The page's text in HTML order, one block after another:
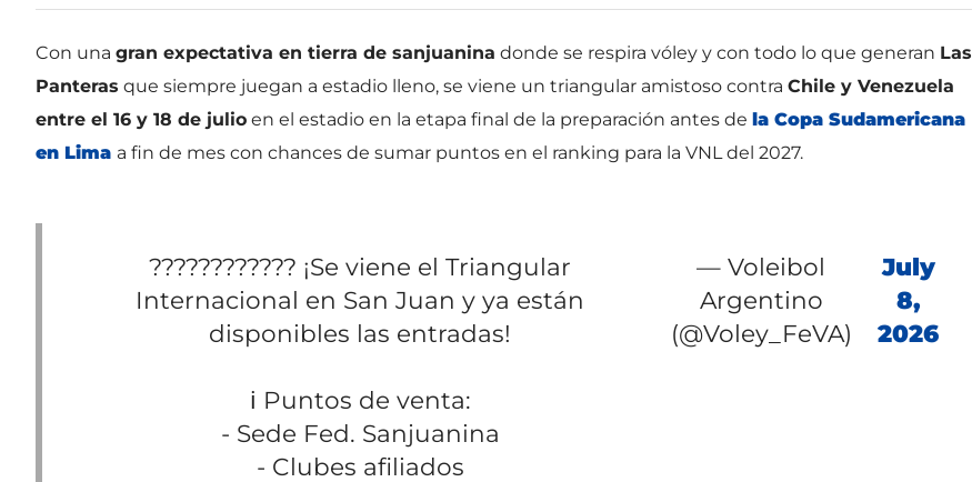
Con una gran expectativa en tierra de sanjuanina donde se respira vóley y con todo lo que generan Las
Panteras que siempre juegan a estadio lleno, se viene un triangular amistoso contra Chile y Venezuela
entre el 16 y 18 de julio en el estadio en la etapa final de la preparación antes de la Copa Sudamericana
en Lima a fin de mes con chances de sumar puntos en el ranking para la VNL del 2027.
???????????? ¡Se viene el Triangular
Internacional en San Juan y ya están
disponibles las entradas!
ℹ️ Puntos de venta:
- Sede Fed. Sanjuanina
- Clubes afiliados
— Voleibol
Argentino
(@Voley_FeVA)
July
8,
2026